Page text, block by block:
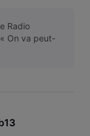
Radio
On va peut-